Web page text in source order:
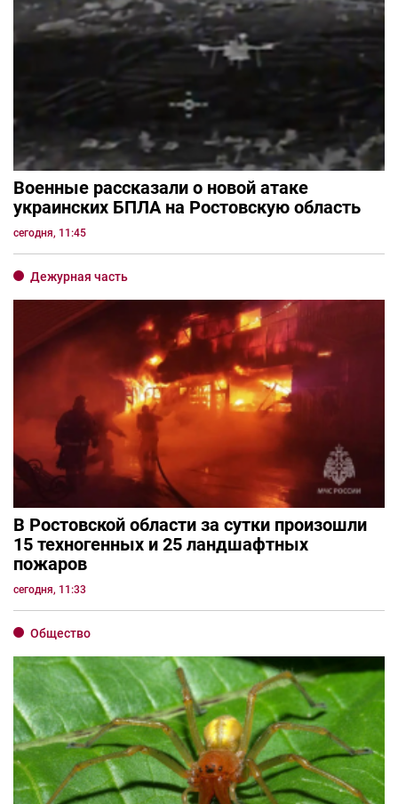
Военные рассказали о новой атаке
украинских БПЛА на Ростовскую область
сегодня, 11:45
Дежурная часть
В Ростовской области за сутки произошли
15 техногенных и 25 ландшафтных
пожаров
сегодня, 11:33
Общество